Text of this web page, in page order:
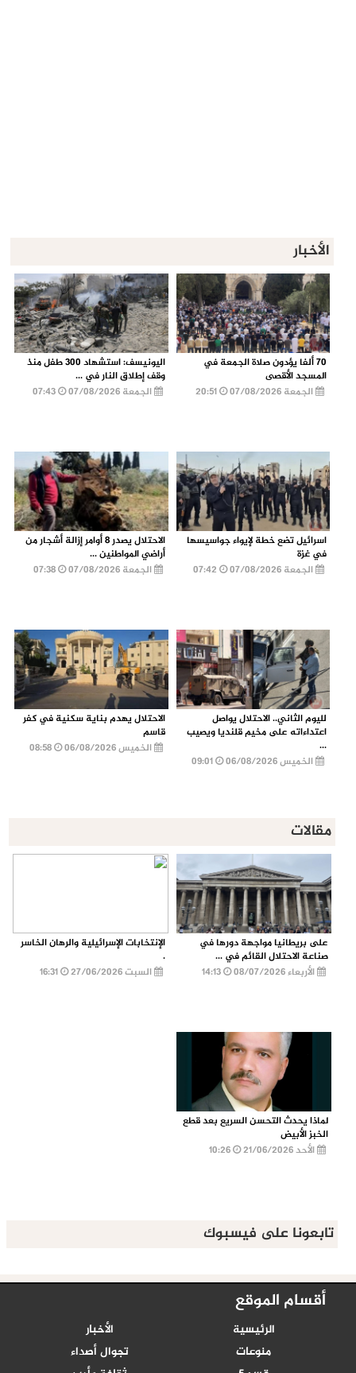
الأخبار
70 ألفا يؤدون صلاة الجمعة في
المسجد الأقصى
الجمعة 07/08/2026
اليونيسف: استشهاد 300 طفل منذ
وقف إطلاق النار في ...
الجمعة 07/08/2026
07:43
اسرائيل تضع خطة لإيواء جواسيسها
في غزة
الجمعة 07/08/2026
الاحتلال يصدر 8 أوامر إزالة أشجار من
أراضي المواطنين ...
الجمعة 07/08/2026
07:38
لليوم الثاني.. الاحتلال يواصل
اعتداءاته على مخيم قلنديا ويصيب
...
الخميس 06/08/2026
الاحتلال يهدم بناية سكنية في كفر
قاسم
الخميس 06/08/2026
08:58
مقالات
على بريطانيا مواجهة دورها في
صناعة الاحتلال القائم في ...
الأربعاء 08/07/2026
الإنتخابات الإسرائيلية والرهان الخاسر
.
السبت 27/06/2026
16:31
لماذا يحدث التحسن السريع بعد قطع
الخبز الأبيض
الأحد 21/06/2026
تابعونا على فيسبوك
أقسام الموقع
الرئيسية
الأخبار
منوعات
تجوال أصداء